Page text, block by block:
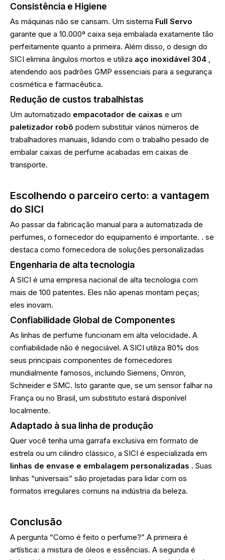
Consistência e Higiene
As máquinas não se cansam. Um sistema Full Servo
garante que a 10.000ª caixa seja embalada exatamente tão
perfeitamente quanto a primeira. Além disso, o design do
SICI elimina ângulos mortos e utiliza aço inoxidável 304 ,
atendendo aos padrões GMP essenciais para a segurança
cosmética e farmacêutica.
Redução de custos trabalhistas
Um automatizado empacotador de caixas e um
paletizador robô podem substituir vários números de
trabalhadores manuais, lidando com o trabalho pesado de
embalar caixas de perfume acabadas em caixas de
transporte.
Escolhendo o parceiro certo: a vantagem
do SICI
Ao passar da fabricação manual para a automatizada de
perfumes, o fornecedor do equipamento é importante. . se
destaca como fornecedora de soluções personalizadas
Engenharia de alta tecnologia
A SICI é uma empresa nacional de alta tecnologia com
mais de 100 patentes. Eles não apenas montam peças;
eles inovam.
Confiabilidade Global de Componentes
As linhas de perfume funcionam em alta velocidade. A
confiabilidade não é negociável. A SICI utiliza 80% dos
seus principais componentes de fornecedores
mundialmente famosos, incluindo Siemens, Omron,
Schneider e SMC. Isto garante que, se um sensor falhar na
França ou no Brasil, um substituto estará disponível
localmente.
Adaptado à sua linha de produção
Quer você tenha uma garrafa exclusiva em formato de
estrela ou um cilindro clássico, a SICI é especializada em
linhas de envase e embalagem personalizadas . Suas
linhas “universais” são projetadas para lidar com os
formatos irregulares comuns na indústria da beleza.
Conclusão
A pergunta “Como é feito o perfume?” A primeira é
artística: a mistura de óleos e essências. A segunda é